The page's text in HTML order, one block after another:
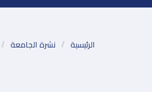
الرئيسية نشرة الجامعة